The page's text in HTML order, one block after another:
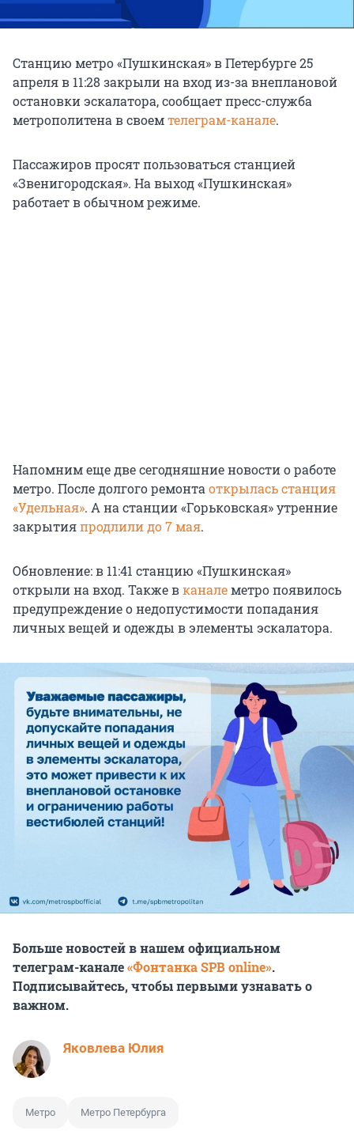
Станцию метро «Пушкинская» в Петербурге 25
апреля в 11:28 закрыли на вход из-за внеплановой
остановки эскалатора, сообщает пресс-служба
метрополитена в своемтелеграм-канале.
Пассажиров просят пользоваться станцией
«Звенигородская». На выход «Пушкинская»
работает в обычном режиме.
Напомним еще две сегодняшние новости о работе
метро. После долгого ремонта открылась станция
«Удельная». А на станции «Горьковская» утренние
закрытияпродлили до 7 мая.
Обновление: в 11:41 станцию «Пушкинская»
открыли на вход. Также вканалеметро появилось
предупреждение о недопустимости попадания
личных вещей и одежды в элементы эскалатора.
Больше новостей в нашем официальном
телеграм-канале«Фонтанка SPB online».
Подписывайтесь, чтобы первыми узнавать о
важном.
Яковлева Юлия
Метро Метро Петербурга